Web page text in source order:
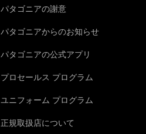
パタゴニアの謝意
パタゴニアからのお知らせ
パタゴニアの公式アプリ
プロセールス プログラム
ユニフォーム プログラム
正規取扱店について